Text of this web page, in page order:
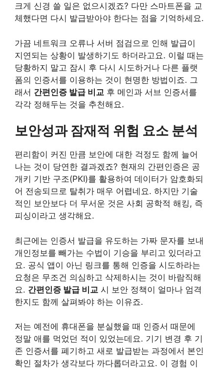
크게 신경 쓸 일은 없으시겠죠? 다만 스마트폰을 교
체했다면 다시 발급받아야 한다는 점을 기억하세요.
가끔 네트워크 오류나 서버 점검으로 인해 발급이
지연되는 상황이 발생하기도 하더라고요. 이럴 때는
당황하지 말고 잠시 후 다시 시도하거나 다른 플랫
폼의 인증서를 이용하는 것이 현명한 방법이죠. 그
래서 간편인증 발급 비교 후 메인과 서브 인증서를
각각 정해두는 것을 추천해요.
보안성과 잠재적 위험 요소 분석
편리함이 커진 만큼 보안에 대한 걱정도 함께 늘어
나는 것이 당연한 결과겠죠? 현재의 간편인증은 공
개키 기반 구조(PKI)를 활용하여 데이터가 암호화되
어 전송되므로 탈취가 매우 어렵네요. 하지만 기술
적인 보안보다 더 무서운 것은 사회 공학적 해킹, 즉
피싱이라고 생각해요.
최근에는 인증서 발급을 유도하는 가짜 문자를 보내
개인정보를 빼가는 수법이 기승을 부리고 있더라고
요. 공식 앱이 아닌 링크를 통해 인증을 시도하라는
요청은 무조건 의심하고 삭제하시는 것이 바람직해
요. 간편인증 발급 비교 시 보안 정책이 얼마나 엄격
한지도 함께 살펴봐야 하는 이유죠.
저는 예전에 휴대폰을 분실했을 때 인증서 때문에
정말 애를 먹었던 적이 있었는데요. 기기 변경 후 기
존 인증서를 폐기하고 새로 발급받는 과정에서 본인
확인 절차가 생각보다 까다롭더라고요. 이 경험 이